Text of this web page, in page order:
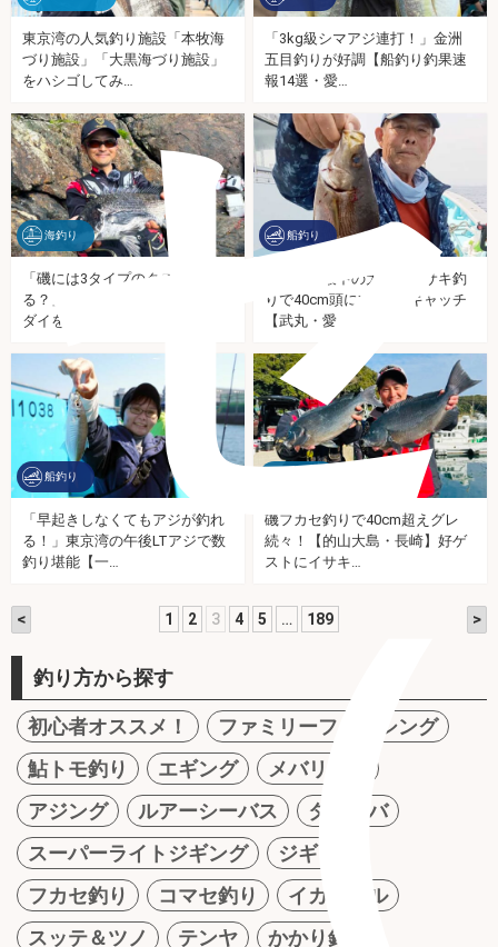
セ
（
東京湾の人気釣り施設「本牧海
づり施設」「大黒海づり施設」
をハシゴしてみ…
「3kg級シマアジ連打！」金洲
五目釣りが好調【船釣り釣果速
報14選・愛…
海釣り
「磯には3タイプのクロダイがい
る？」 春の磯フカセ釣りでクロ
ダイを攻略…
船釣り
シーズン最中の大山沖イサキ釣
りで40cm頭に本命8匹キャッチ
【武丸・愛…
船釣り
「早起きしなくてもアジが釣れ
る！」東京湾の午後LTアジで数
釣り堪能【一…
磯フカセ釣りで40cm超えグレ
続々！【的山大島・長崎】好ゲ
ストにイサキ…
< 1 2 3 4 5 … 189 >
釣り方から探す
初心者オススメ！
ファミリーフィッシング
鮎トモ釣り
エギング
メバリング
アジング
ルアーシーバス
タイラバ
スーパーライトジギング
ジギング
フカセ釣り
コマセ釣り
イカメタル
スッテ＆ツノ
テンヤ
かかり釣り